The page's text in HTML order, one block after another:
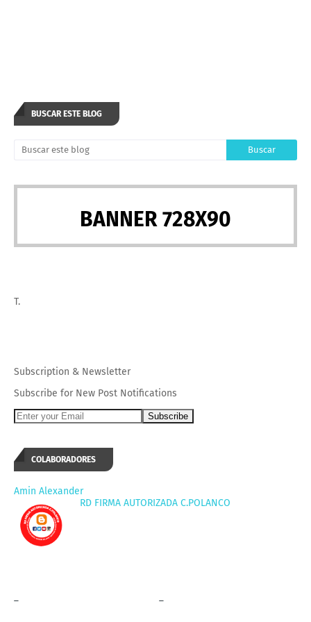
BUSCAR ESTE BLOG
BANNER 728X90
T.
Subscription & Newsletter
Subscribe for New Post Notifications
COLABORADORES
Amin Alexander
RD FIRMA AUTORIZADA C.POLANCO